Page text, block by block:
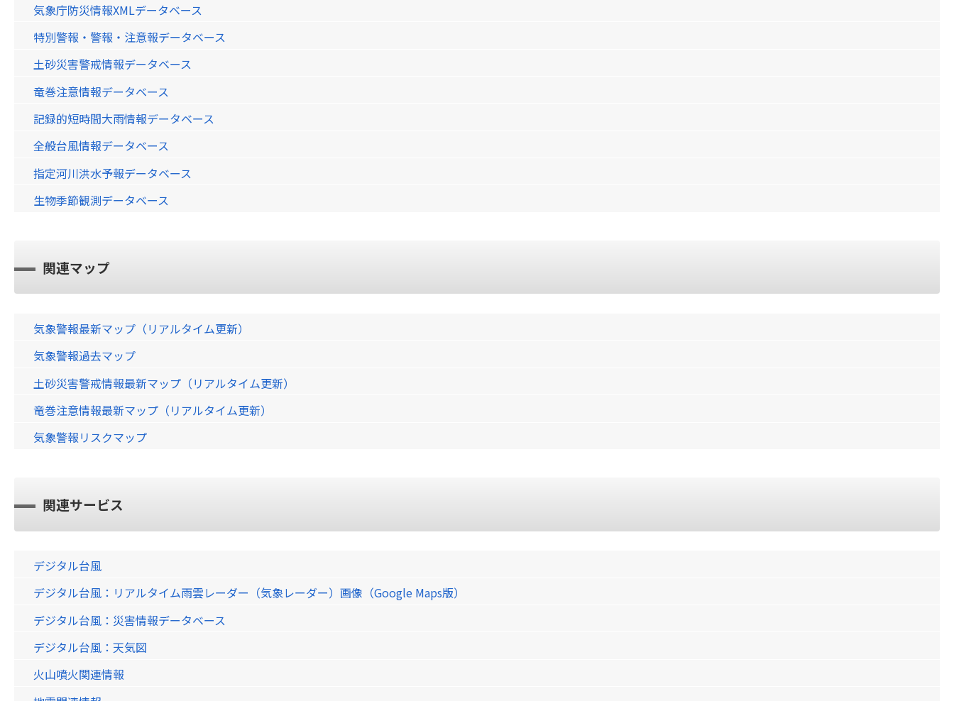
気象庁防災情報XMLデータベース
特別警報・警報・注意報データベース
土砂災害警戒情報データベース
竜巻注意情報データベース
記録的短時間大雨情報データベース
全般台風情報データベース
指定河川洪水予報データベース
生物季節観測データベース
関連マップ
気象警報最新マップ（リアルタイム更新）
気象警報過去マップ
土砂災害警戒情報最新マップ（リアルタイム更新）
竜巻注意情報最新マップ（リアルタイム更新）
気象警報リスクマップ
関連サービス
デジタル台風
デジタル台風：リアルタイム雨雲レーダー（気象レーダー）画像（Google Maps版）
デジタル台風：災害情報データベース
デジタル台風：天気図
火山噴火関連情報